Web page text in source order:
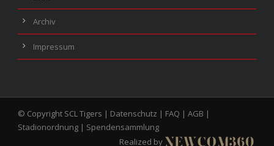
Archiv
Impressum
© Copyright SCL Tigers | Datenschutz | FAQ | AGB |
Stadionordnung | Spendensammlung
Realized by